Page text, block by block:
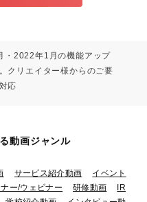
・2022年1月の機能アップ
クリエイター様からのご要
応
動画ジャンル
サービス紹介動画
イベント
ー/ウェビナー 研修動画
IR